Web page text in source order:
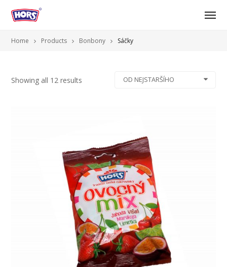
Home Products Bonbony Sáčky
Showing all 12 results OD NEJSTARŠÍHO